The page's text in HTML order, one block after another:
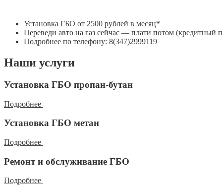
Установка ГБО от 2500 рублей в месяц*
Переведи авто на газ сейчас — плати потом (кредитный
Подробнее по телефону: 8(347)2999119
Наши услуги
Установка ГБО пропан-бутан
Подробнее
Установка ГБО метан
Подробнее
Ремонт и обслуживание ГБО
Подробнее